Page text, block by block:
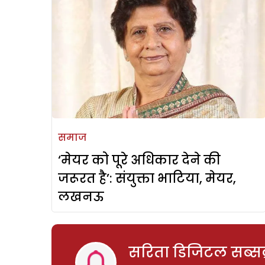
समाज
‘मेयर को पूरे अधिकार देने की
जरूरत है’: संयुक्ता भाटिया, मेयर,
लखनऊ
सरिता डिजिटल